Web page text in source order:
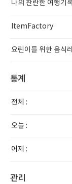
나의 찬란한 여행기
ItemFactory
요린이를 위한 음식
통계
전체 :
오늘 :
어제 :
관리